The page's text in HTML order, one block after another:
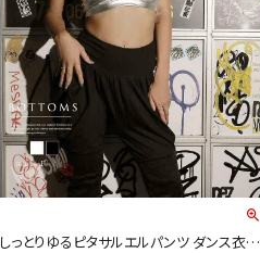
しっとりゆるピタサルエルパンツ ダンス衣装